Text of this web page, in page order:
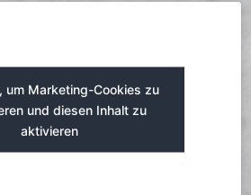
um Marketing-Cookies zu
und diesen Inhalt zu
aktivieren